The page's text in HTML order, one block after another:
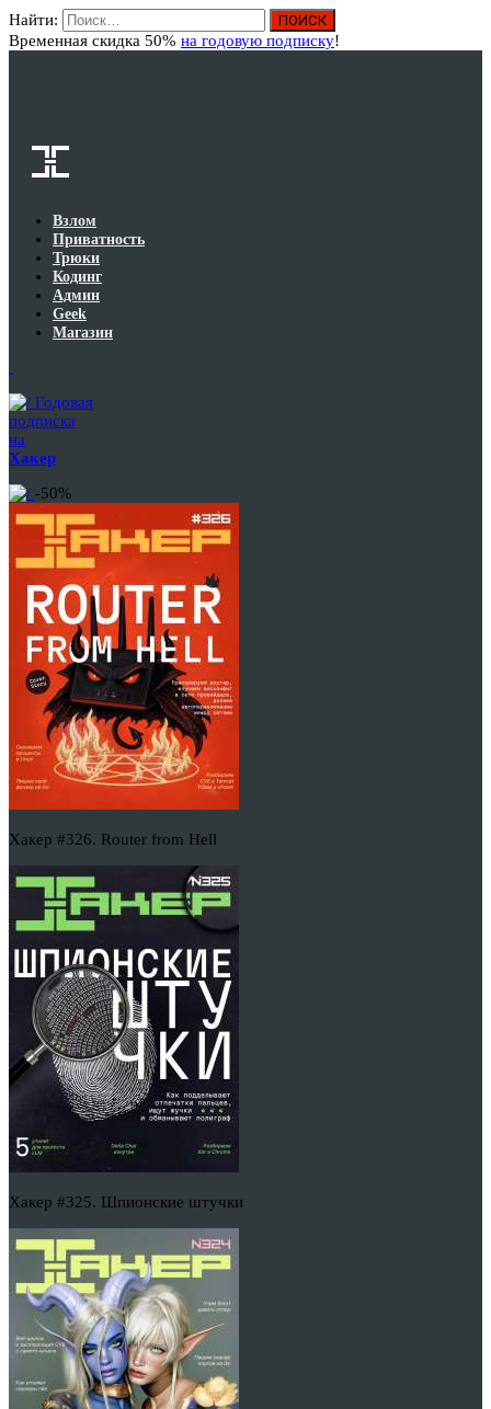
Найти:
Временная скидка 50% на годовую подписку!
Взлом
Приватность
Трюки
Кодинг
Админ
Geek
Магазин
Годовая
подписка
на
Хакер
-50%
Хакер #326. Router from Hell
Хакер #325. Шпионские штучки